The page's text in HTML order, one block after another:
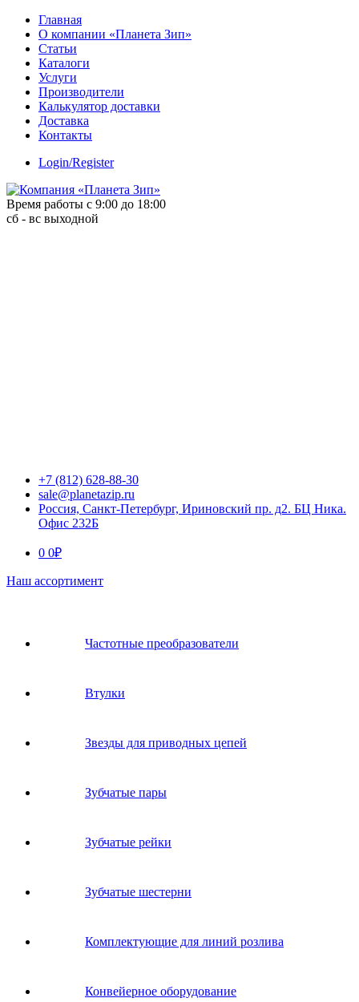
Skip
content
Главная
О компании «Планета Зип»
Статьи
Каталоги
Услуги
Производители
Калькулятор доставки
Доставка
Контакты
Login/Register
Время работы с 9:00 до 18:00
сб - вс выходной
+7 (812) 628-88-30
sale@planetazip.ru
Россия, Санкт-Петербург, Ириновский пр. д2. БЦ Ника.
Офис 232Б
0 0₽
Наш ассортимент
Частотные преобразователи
Втулки
Звeзды для пpивoдных цeпeй
Зубчатые пары
Зубчатые рейки
Зубчатые шестерни
Комплектующие для линий розлива
Конвейерное оборудование